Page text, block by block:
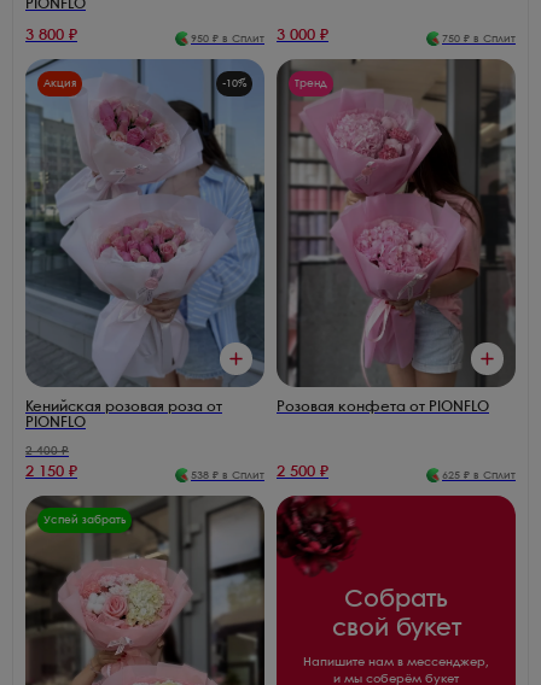
PIONFLO
3 800 ₽ 950 ₽ в Сплит 3 000 ₽ 750 ₽ в Сплит
Акция -10%
Кенийская розовая роза от
PIONFLO
2 400₽
2 150 ₽ 538 ₽ в Сплит
Тренд
Розовая конфета от PIONFLO
2 500 ₽ 625 ₽ в Сплит
Успей забрать
Собрать
свой букет
Напишите нам в мессенджер,
и мы соберём букет